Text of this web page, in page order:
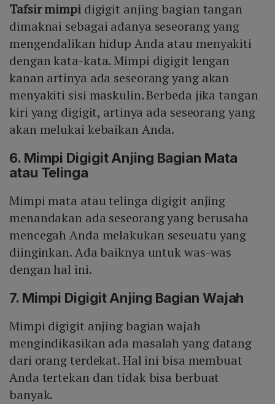
Tafsir mimpi digigit anjing bagian tangan
dimaknai sebagai adanya seseorang yang
mengendalikan hidup Anda atau menyakiti
dengan kata-kata. Mimpi digigit lengan
kanan artinya ada seseorang yang akan
menyakiti sisi maskulin. Berbeda jika tangan
kiri yang digigit, artinya ada seseorang yang
akan melukai kebaikan Anda.
6. Mimpi Digigit Anjing Bagian Mata
atau Telinga
Mimpi mata atau telinga digigit anjing
menandakan ada seseorang yang berusaha
mencegah Anda melakukan seseuatu yang
diinginkan. Ada baiknya untuk was-was
dengan hal ini.
7. Mimpi Digigit Anjing Bagian Wajah
Mimpi digigit anjing bagian wajah
mengindikasikan ada masalah yang datang
dari orang terdekat. Hal ini bisa membuat
Anda tertekan dan tidak bisa berbuat
banyak.